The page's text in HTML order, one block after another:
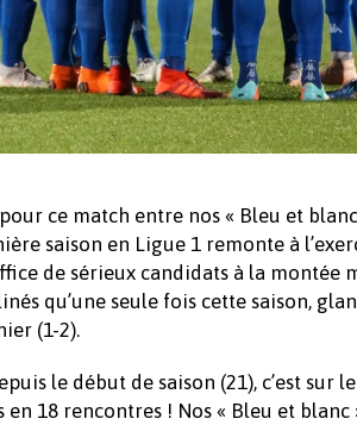
ce match entre nos « Bleu et
saison en Ligue 1 remonte à
de sérieux candidats à la montée
qu’une seule fois cette saison,
(1-2).
le début de saison (21), c’est sur
en 18 rencontres ! Nos « Bleu et